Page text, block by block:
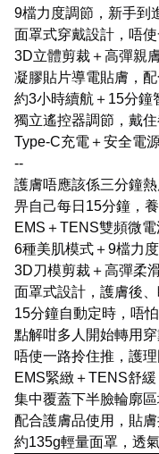
9檔力度調節，新手到
面罩式穿戴設計，唔
3D立體剪裁＋高彈親
凝膠貼片導電貼膚，
約3小時續航＋15分鐘
獨立遙控器調節，戴
Type-C充電＋安全電
--
護膚唔應該係三分鐘
畀自己每日15分鐘，
EMS＋TENS雙頻微
6種美肌模式＋9檔力
3D刀模剪裁＋高彈柔
面罩式設計，護膚後
15分鐘自動定時，唔
點解咁多人開始轉用
唔使一路拎住推，護
EMS緊緻＋TENS舒
集中覆蓋下半臉輪廓
配合護膚品使用，貼
約135g輕量面罩，透